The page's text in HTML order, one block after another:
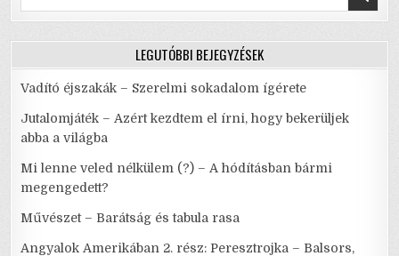
for:
LEGUTÓBBI BEJEGYZÉSEK
Vadító éjszakák – Szerelmi sokadalom ígérete
Jutalomjáték – Azért kezdtem el írni, hogy bekerüljek
abba a világba
Mi lenne veled nélkülem (?) – A hódításban bármi
megengedett?
Művészet – Barátság és tabula rasa
Angyalok Amerikában 2. rész: Peresztrojka – Balsors,